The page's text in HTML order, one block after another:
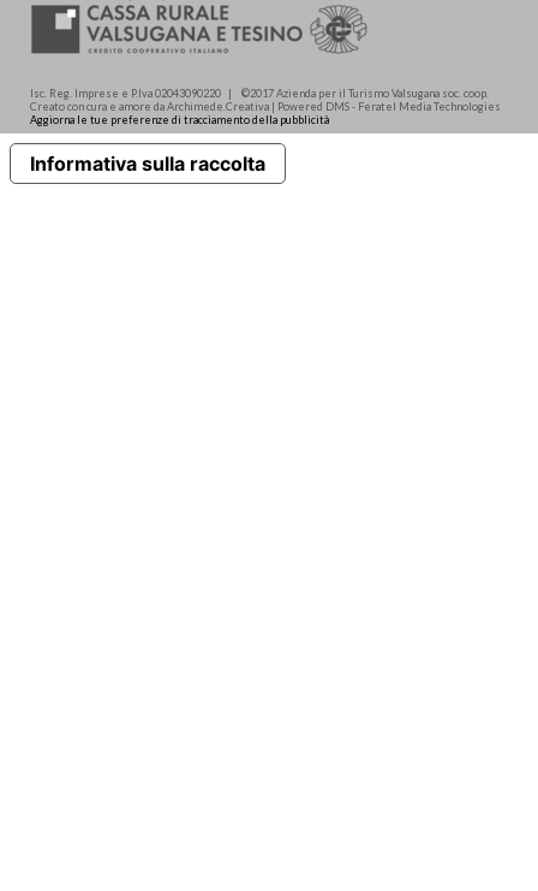
Isc. Reg. Imprese e P.Iva 02043090220 | ©2017 Azienda per il Turismo Valsugana soc. coop.
Creato con cura e amore da Archimede.Creativa | Powered DMS - Feratel Media Technologies
Aggiorna le tue preferenze di tracciamento della pubblicità
Informativa sulla raccolta